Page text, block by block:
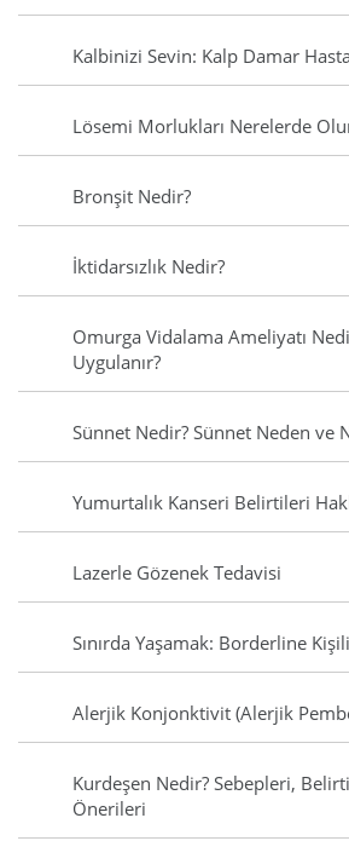
Kalbinizi Sevin: Kalp Damar
Lösemi Morlukları Nerelerde
Bronşit Nedir?
İktidarsızlık Nedir?
Omurga Vidalama Ameliyatı
Uygulanır?
Sünnet Nedir? Sünnet Neden ve
Yumurtalık Kanseri Belirtileri
Lazerle Gözenek Tedavisi
Sınırda Yaşamak: Borderline
Alerjik Konjonktivit (Alerjik
Kurdeşen Nedir? Sebepleri,
Önerileri